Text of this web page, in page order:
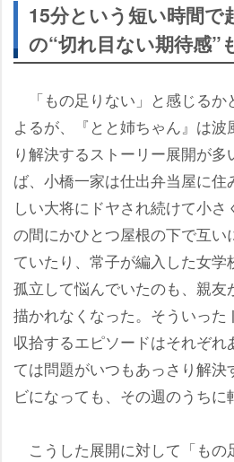
15分という短い時間で
の“切れ目ない期待感”
「もの足りない」と感じるか
よるが、『とと姉ちゃん』は
り解決するストーリー展開が多
ば、小橋一家は仕出弁当屋に
しい大将にドヤされ続けて小
の間にかひとつ屋根の下で互い
ていたり、常子が編入した女学
孤立して悩んでいたのも、親友
描かれなくなった。そういっ
収拾するエピソードはそれぞれ
ては問題がいつもあっさり解決
ビになっても、その週のうちに
こうした展開に対して「もの